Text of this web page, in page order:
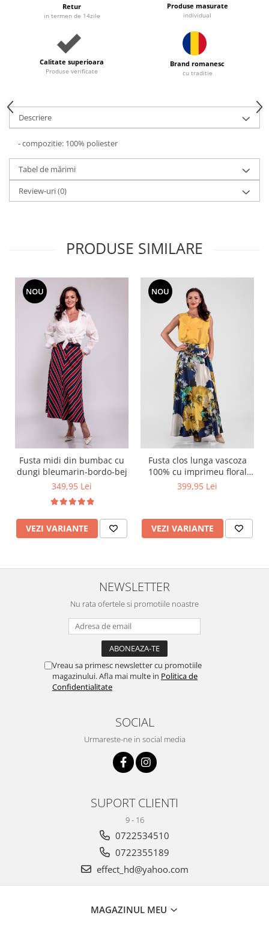
Retur
in termen de 14zile
Produse masurate
individual
Calitate superioara
Produse verificate
Brand romanesc
cu traditie
Descriere
- compozitie: 100% poliester
Tabel de mărimi
Review-uri(0)
PRODUSE SIMILARE
NOU
Fusta midi din bumbac cu
dungi bleumarin-bordo-bej
349,95 Lei
VEZI VARIANTE
NOU
Fusta clos lunga vascoza
100% cu imprimeu floral
maxi galben cu bleumarin
399,95 Lei
VEZI VARIANTE
NEWSLETTER
Nu rata ofertele si promotiile noastre
Vreau sa primesc newsletter cu promotiile
magazinului. Afla mai multe in Politica de
Confidentialitate
SOCIAL
Urmareste-ne in social media
SUPORT CLIENTI
9 - 16
0722534510
0722355189
effect_hd@yahoo.com
MAGAZINUL MEU